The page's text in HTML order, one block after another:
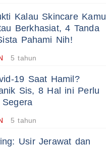
Kalau Skincare Kamu
Berkhasiat, 4 Tanda
Pahami Nih!
5 tahun
19 Saat Hamil?
Sis, 8 Hal ini Perlu
5 tahun
Usir Jerawat dan